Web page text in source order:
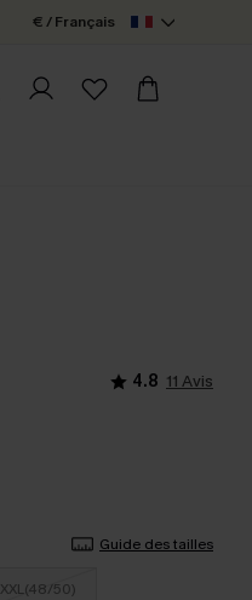
€ / Français
4.8 11 Avis
Guide des tailles
XXL(48/50)